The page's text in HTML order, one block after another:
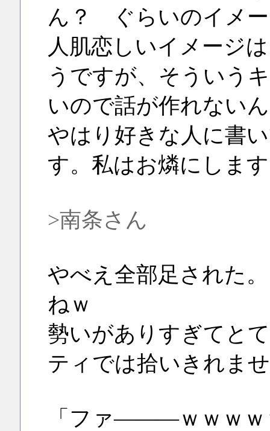
ん？ ぐらいのイメ
人肌恋しいイメージ
うですが、そういう
いので話が作れない
やはり好きな人に書
す。私はお燐にしま
>南条さん
やべえ全部足された
ねｗ
勢いがありすぎてと
ティでは拾いきれま
「ファ―――ｗｗｗｗ